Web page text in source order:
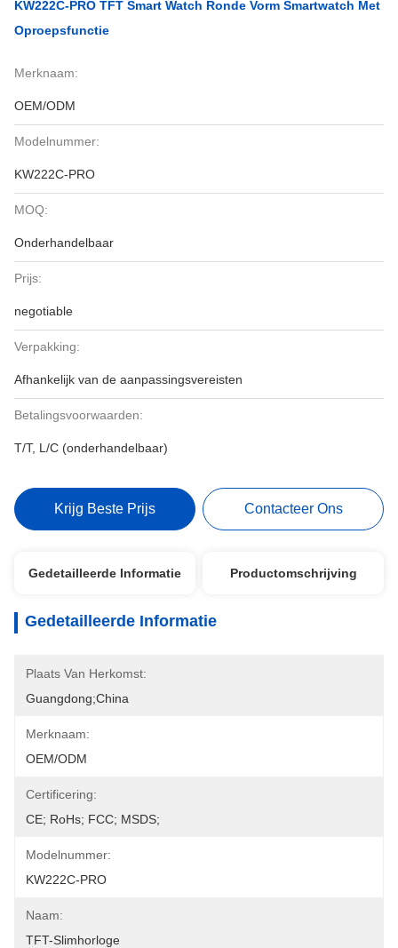
KW222C-PRO TFT Smart Watch Ronde Vorm Smartwatch Met
Oproepsfunctie
Merknaam:
OEM/ODM
Modelnummer:
KW222C-PRO
MOQ:
Onderhandelbaar
Prijs:
negotiable
Verpakking:
Afhankelijk van de aanpassingsvereisten
Betalingsvoorwaarden:
T/T, L/C (onderhandelbaar)
Krijg Beste Prijs Contacteer Ons
Gedetailleerde Informatie Productomschrijving
Gedetailleerde Informatie
Plaats Van Herkomst:
Guangdong;China
Merknaam:
OEM/ODM
Certificering:
CE; RoHs; FCC; MSDS;
Modelnummer:
KW222C-PRO
Naam:
TFT-Slimhorloge